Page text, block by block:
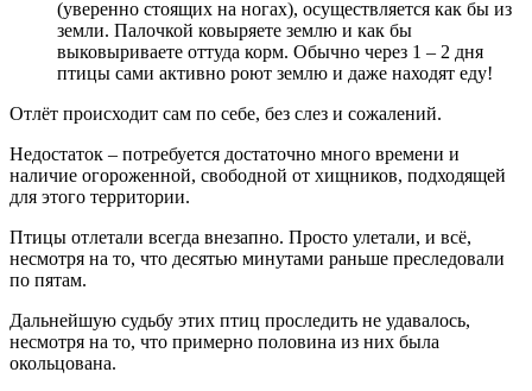
(уверенно стоящих на ногах), осуществляется как бы из
земли. Палочкой ковыряете землю и как бы
выковыриваете оттуда корм. Обычно через 1 – 2 дня
птицы сами активно роют землю и даже находят еду!
Отлёт происходит сам по себе, без слез и сожалений.
Недостаток – потребуется достаточно много времени и
наличие огороженной, свободной от хищников, подходящей
для этого территории.
Птицы отлетали всегда внезапно. Просто улетали, и всё,
несмотря на то, что десятью минутами раньше преследовали
по пятам.
Дальнейшую судьбу этих птиц проследить не удавалось,
несмотря на то, что примерно половина из них была
окольцована.